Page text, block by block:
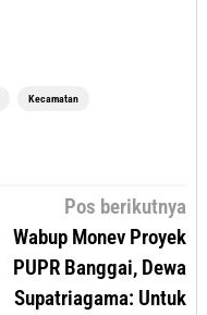
Kecamatan
Pos berikutnya
Wabup Monev Proyek
PUPR Banggai, Dewa
Supatriagama: Untuk